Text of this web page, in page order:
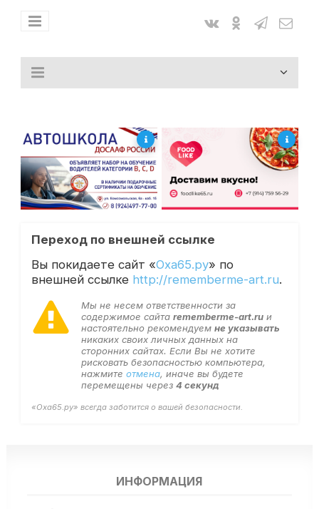
Переход по внешней ссылке
Вы покидаете сайт «Оха65.ру» по
внешней ссылке http://rememberme-art.ru.
Мы не несем ответственности за
содержимое сайта rememberme-art.ruи
настоятельно рекомендуем не указывать
никаких своих личных данных на
сторонних сайтах. Если Вы не хотите
рисковать безопасностью компьютера,
нажмите отмена, иначе вы будете
перемещены через 4 секунд
«Оха65.ру» всегда заботится о вашей безопасности.
ИНФОРМАЦИЯ